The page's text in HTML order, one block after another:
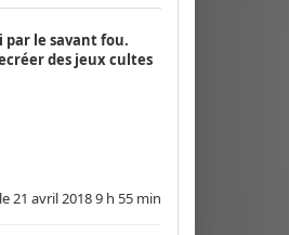
par le savant fou.
des jeux cultes
21 avril 2018 9 h 55 min